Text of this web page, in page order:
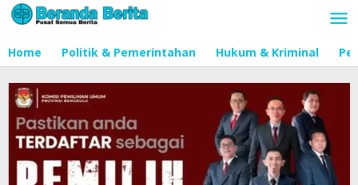
Lewati
ke
Home Politik & Pemerintahan Hukum & Kriminal